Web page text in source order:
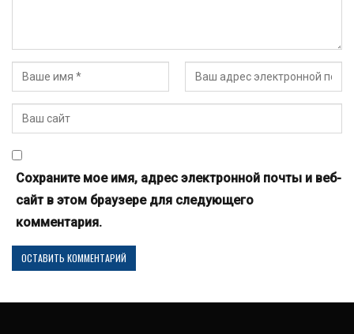
Сохраните мое имя, адрес электронной почты и веб-
сайт в этом браузере для следующего
комментария.